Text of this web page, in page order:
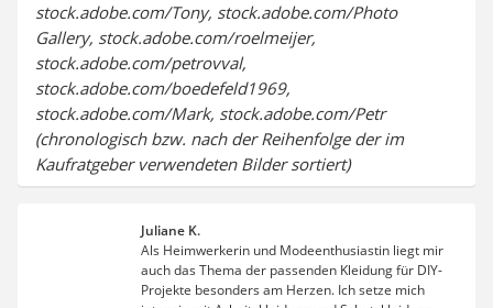
stock.adobe.com/Tony, stock.adobe.com/Photo
Gallery, stock.adobe.com/roelmeijer,
stock.adobe.com/petrovval,
stock.adobe.com/boedefeld1969,
stock.adobe.com/Mark, stock.adobe.com/Petr
(chronologisch bzw. nach der Reihenfolge der im
Kaufratgeber verwendeten Bilder sortiert)
Juliane K.
Als Heimwerkerin und Modeenthusiastin liegt mir
auch das Thema der passenden Kleidung für DIY-
Projekte besonders am Herzen. Ich setze mich